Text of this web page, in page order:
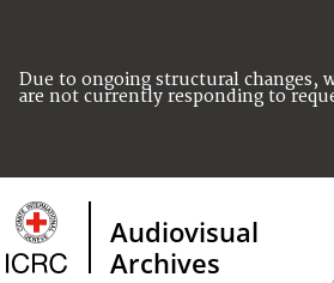
Due to ongoing structural changes,
are not currently responding to
Audiovisual
Archives